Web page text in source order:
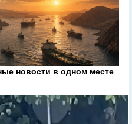
новости в одном месте